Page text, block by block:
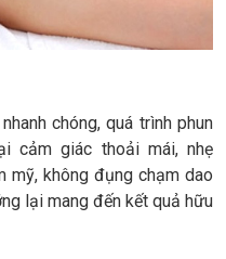
chóng, quá trình phun
cảm giác thoải mái, nhẹ
mỹ, không đụng chạm dao
lại mang đến kết quả hữu